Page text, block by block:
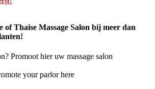
of Thaise Massage Salon bij meer dan
Promoot hier uw massage salon
your parlor here